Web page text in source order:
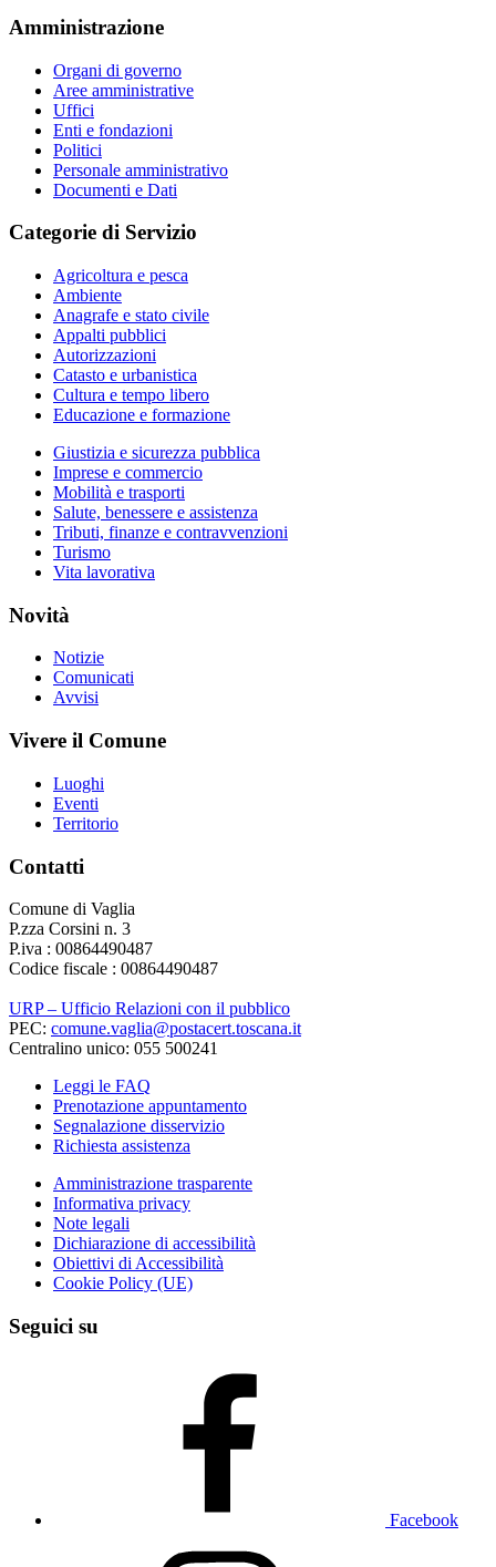
Amministrazione
Organi di governo
Aree amministrative
Uffici
Enti e fondazioni
Politici
Personale amministrativo
Documenti e Dati
Categorie di Servizio
Agricoltura e pesca
Ambiente
Anagrafe e stato civile
Appalti pubblici
Autorizzazioni
Catasto e urbanistica
Cultura e tempo libero
Educazione e formazione
Giustizia e sicurezza pubblica
Imprese e commercio
Mobilità e trasporti
Salute, benessere e assistenza
Tributi, finanze e contravvenzioni
Turismo
Vita lavorativa
Novità
Notizie
Comunicati
Avvisi
Vivere il Comune
Luoghi
Eventi
Territorio
Contatti
Comune di Vaglia
P.zza Corsini n. 3
P.iva : 00864490487
Codice fiscale : 00864490487
URP – Ufficio Relazioni con il pubblico
PEC: comune.vaglia@postacert.toscana.it
Centralino unico: 055 500241
Leggi le FAQ
Prenotazione appuntamento
Segnalazione disservizio
Richiesta assistenza
Amministrazione trasparente
Informativa privacy
Note legali
Dichiarazione di accessibilità
Obiettivi di Accessibilità
Cookie Policy (UE)
Seguici su
Facebook